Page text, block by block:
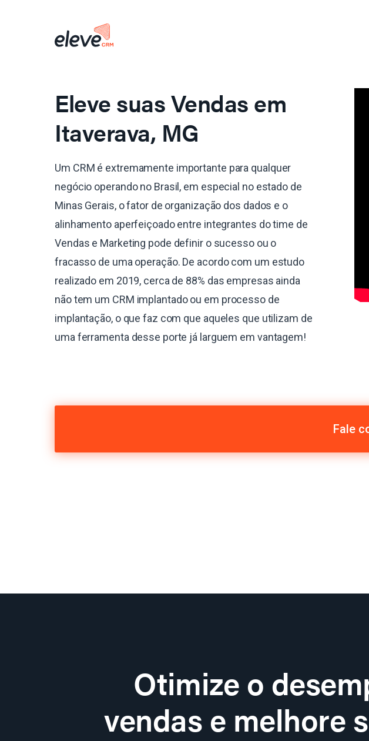
Eleve suas Vendas em
Itaverava, MG
Um CRM é extremamente importante para qualquer
negócio operando no Brasil, em especial no estado de
Minas Gerais, o fator de organização dos dados e o
alinhamento aperfeiçoado entre integrantes do time de
Vendas e Marketing pode definir o sucesso ou o
fracasso de uma operação. De acordo com um estudo
realizado em 2019, cerca de 88% das empresas ainda
não tem um CRM implantado ou em processo de
implantação, o que faz com que aqueles que utilizam de
uma ferramenta desse porte já larguem em vantagem!
Fale
Otimize o
vendas e melhore